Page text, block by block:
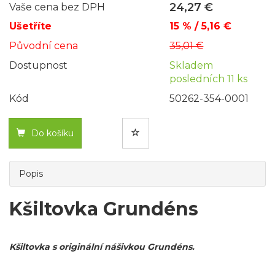
Vaše cena bez DPH 24,27 €
Ušetříte
15 % / 5,16 €
Původní cena
35,01 €
Dostupnost
Skladem
posledních 11 ks
Kód
50262-354-0001
Do košíku
Popis
Kšiltovka Grundéns
Kšiltovka s originální nášivkou Grundéns.